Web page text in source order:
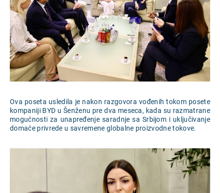
Ova poseta usledila je nakon razgovora vođenih tokom posete
kompaniji BYD u Šenženu pre dva meseca, kada su razmatrane
mogućnosti za unapređenje saradnje sa Srbijom i uključivanje
domaće privrede u savremene globalne proizvodne tokove.